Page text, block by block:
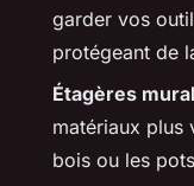
garder vos
protégeant de
Étagères
matériaux plus
bois ou les